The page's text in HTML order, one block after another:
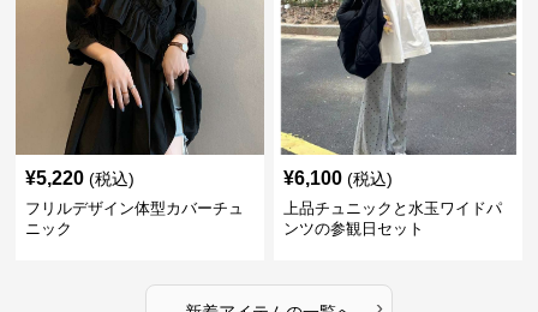
¥5,220 (税込)
フリルデザイン体型カバーチュ
ニック
¥6,100 (税込)
上品チュニックと水玉ワイドパ
ンツの参観日セット
›